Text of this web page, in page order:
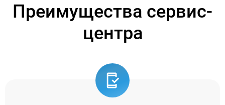
Преимущества сервис-
центра